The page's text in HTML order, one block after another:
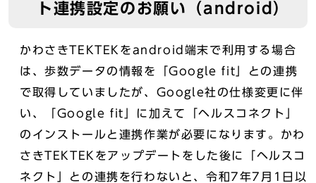
ト連携設定のお願い（android）
かわさきTEKTEKをandroid端末で利用する場合
は、歩数データの情報を「Google fit」との連携
で取得していましたが、Google社の仕様変更に伴
い、「Google fit」に加えて「ヘルスコネクト」
のインストールと連携作業が必要になります。かわ
さきTEKTEKをアップデートをした後に「ヘルスコ
ネクト」との連携を行わないと、令和7年7月1日以